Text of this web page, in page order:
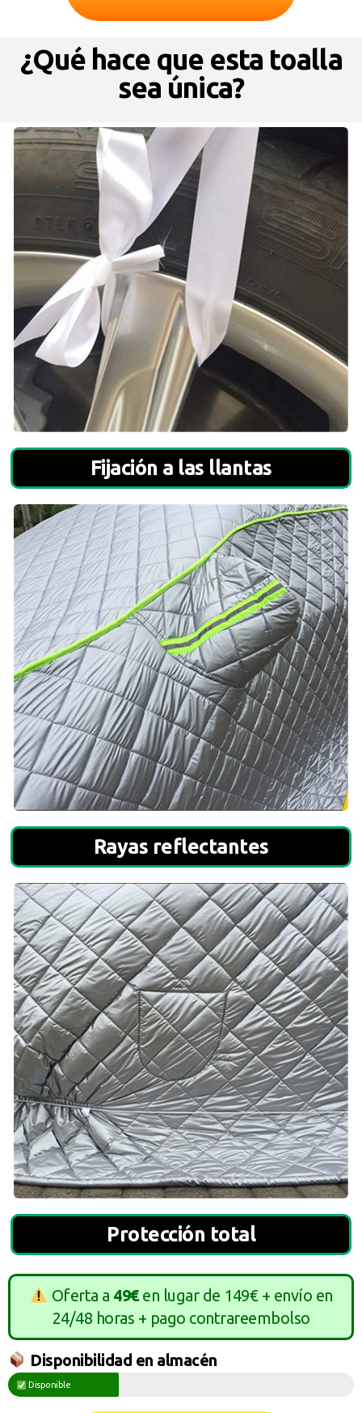
¿Qué hace que esta toalla
sea única?
Fijación a las llantas
Rayas reflectantes
Protección total
Oferta a 49€en lugar de 149€ + envío en
24/48 horas + pago contrareembolso
Disponibilidad en almacén
Disponible